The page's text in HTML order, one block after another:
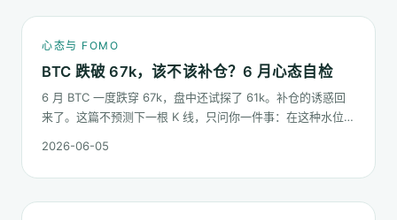
心态与 FOMO
BTC 跌破 67k，该不该补仓？6 月心态自检
6 月 BTC 一度跌穿 67k，盘中还试探了 61k。补仓的诱惑回
来了。这篇不预测下一根 K 线，只问你一件事：在这种水位面
2026-06-05